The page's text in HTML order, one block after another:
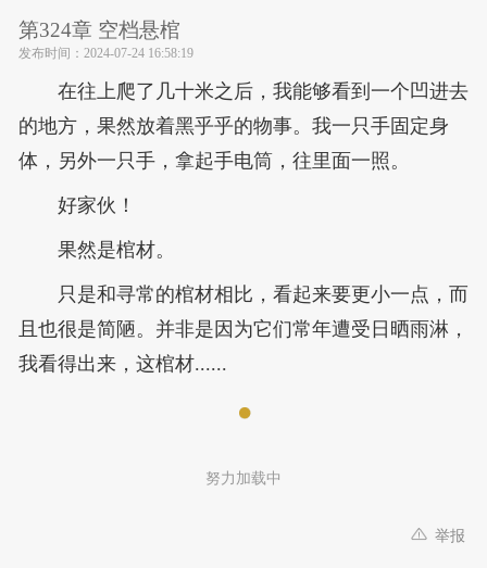
第324章 空档悬棺
发布时间： 2024-07-24 16:58:19
在往上爬了几十米之后，我能够看到一个凹进去
的地方，果然放着黑乎乎的物事。我一只手固定身
体，另外一只手，拿起手电筒，往里面一照。
好家伙！
果然是棺材。
只是和寻常的棺材相比，看起来要更小一点，而
且也很是简陋。并非是因为它们常年遭受日晒雨淋，
我看得出来，这棺材......
努力加载中
举报